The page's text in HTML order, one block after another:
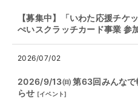
【募集中】「いわた応援チケ
ぺいスクラッチカード事業 参
2026/07/02
2026/9/13㈰ 第63回みんな
らせ [イベント]